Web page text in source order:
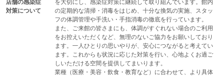
※2着目前撮り時のみ振袖は成人式レンタル振袖の金額と同額また
は同額以下の振袖となります。
※2着目の衣装分として1ポーズ（全身）プレゼント
店舗の感染症
対策について
を大切にし、感染症対策に継続して取り組んでいます。館内
の定期的な清掃・消毒をはじめ、十分な換気の実施、スタッ
フの体調管理や手洗い・手指消毒の徹底を行っています。
また、ご来館の皆さまにも、体調がすぐれない場合のご利用
をお控えいただくなど、無理のないご協力をお願いしており
ます。一人ひとりの思いやりが、安心につながると考えてい
ます。これからも状況に応じた対策を行い、心地よくお過ご
しいただける空間を提供してまいります。
業種（医療・美容・飲食・教育など）に合わせて、より具体